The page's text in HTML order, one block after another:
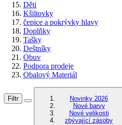
Děti
Kšiltovky
čepice a pokrývky hlavy
Doplňky
Tašky
Deštníky
Obuv
Podpora prodeje
Obalový Materiál
Filtr
Novinky 2026
Nové barvy
Nové velikosti
zbývající zásoby